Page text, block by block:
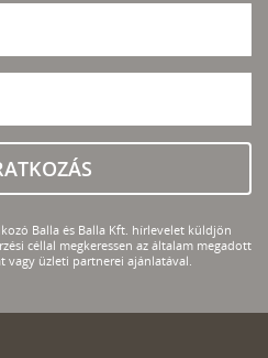
Balla és Balla Kft. hírlevelet küldjön
céllal megkeressen az általam megadott
vagy üzleti partnerei ajánlatával.